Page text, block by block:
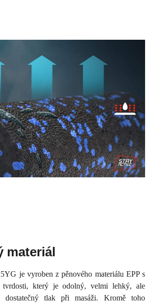
materiál
je vyroben z pěnového materiálu EPP s
tvrdosti, který je odolný, velmi lehký, ale
dostatečný tlak při masáži. Kromě toho